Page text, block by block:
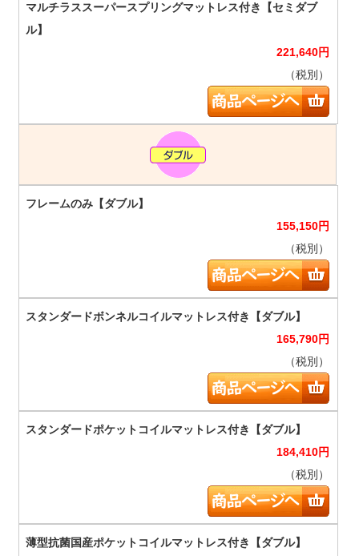
221,640円
（税別）
155,150円
（税別）
165,790円
（税別）
184,410円
（税別）